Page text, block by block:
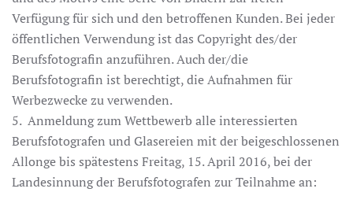
Verfügung für sich und den betroffenen Kunden. Bei jeder
öffentlichen Verwendung ist das Copyright des/der
Berufsfotografin anzuführen. Auch der/die
Berufsfotografin ist berechtigt, die Aufnahmen für
Werbezwecke zu verwenden.
5. Anmeldung zum Wettbewerb alle interessierten
Berufsfotografen und Glasereien mit der beigeschlossenen
Allonge bis spätestens Freitag, 15. April 2016, bei der
Landesinnung der Berufsfotografen zur Teilnahme an: